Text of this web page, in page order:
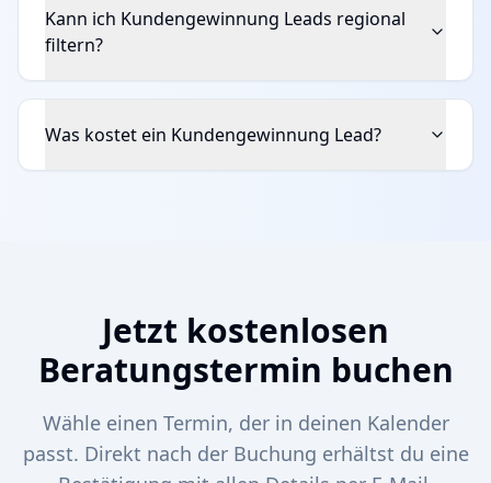
Kann ich Kundengewinnung Leads regional
filtern?
Was kostet ein Kundengewinnung Lead?
Jetzt kostenlosen
Beratungstermin buchen
Wähle einen Termin, der in deinen Kalender
passt. Direkt nach der Buchung erhältst du eine